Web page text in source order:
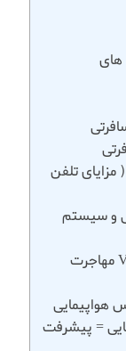
های
تلفن
و سیستم
چرا آژانس های هواپیمایی باید به VoIP مهاجرت
هواپیمایی
= پیشرفت